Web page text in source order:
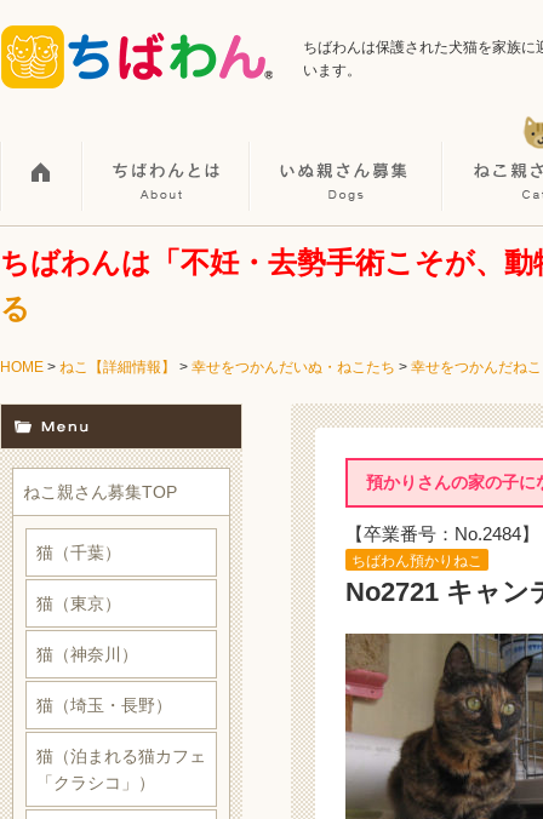
ちばわんは保護された犬猫を家族
います。
ちばわんは「不妊・去勢手術こそが、
る
HOME > ねこ【詳細情報】 > 幸せをつかんだいぬ・ねこたち > 幸せをつかんだねこ
預かりさんの家の子に
【卒業番号：No.2484】
ちばわん預かりねこ
No2721 キャン
ねこ親さん募集TOP
猫（千葉）
猫（東京）
猫（神奈川）
猫（埼玉・長野）
猫（泊まれる猫カフェ
「クラシコ」）